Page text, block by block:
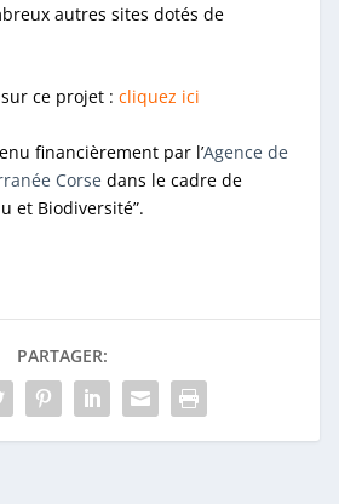
autres sites dotés de
ce projet : cliquez ici
financièrement par l’Agence de
Corse dans le cadre de
et Biodiversité”.
PARTAGER: